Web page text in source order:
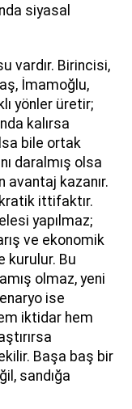
siyasal
vardır. Birincisi,
İmamoğlu,
yönler üretir;
kalırsa
bile ortak
daralmış olsa
avantaj kazanır.
ittifaktır.
yapılmaz;
ve ekonomik
kurulur. Bu
olmaz, yeni
ise
iktidar hem
Başa baş bir
sandığa